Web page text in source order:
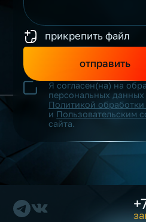
прикрепить файл
отправить
Я согласен(на) на
персональных данных
Политикой
и Пользовательским
сайта.